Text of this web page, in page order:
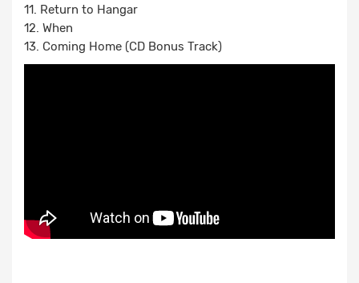
11. Return to Hangar
12. When
13. Coming Home (CD Bonus Track)